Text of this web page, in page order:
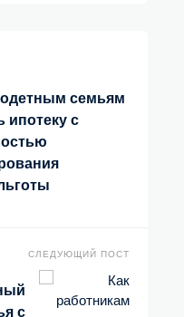
семьям
ипотеку с
СЛЕДУЮЩИЙ ПОСТ
с